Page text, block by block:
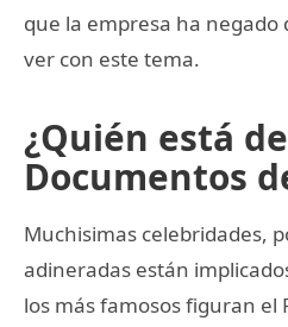
que la empresa ha
ver con este tema.
¿Quién está
Documentos
Muchisimas celebridades,
adineradas están
los más famosos figuran el